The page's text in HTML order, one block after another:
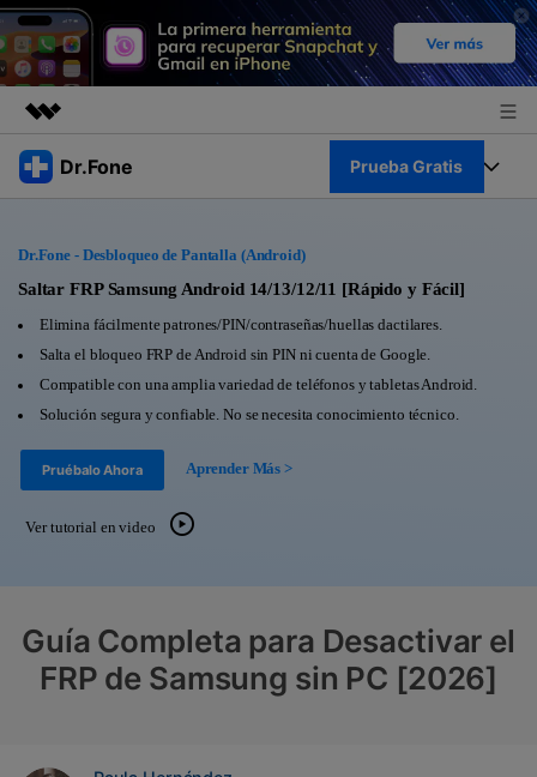
Productos destacados
Quiénes somos
Dr.Fone Prueba Gratis
Ver Kit Completo >
Productos
Para PC
Para Celular
Herramientas Online
Más
Recursos
Descubre lo mejor de Dr.Fone
Guías
Soporte
Transferencia de Datos
Protección del Móvil
Desbloqueo FRP en Android 16
Dr.Fone - Desbloqueo de Pantalla (Android)
Saltar FRP Samsung Android 14/13/12/11 [Rápido y Fácil]
Elimina fácilmente patrones/PIN/contraseñas/huellas dactilares.
Salta el bloqueo FRP de Android sin PIN ni cuenta de Google.
Compatible con una amplia variedad de teléfonos y tabletas Android.
Solución segura y confiable. No se necesita conocimiento técnico.
Pruébalo Ahora Aprender Más >
Ver tutorial en video
Guía Completa para Desactivar el
FRP de Samsung sin PC [2026]